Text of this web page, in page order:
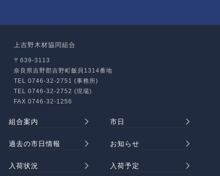
上吉野木材協同組合
〒639-3113
奈良県吉野郡吉野町飯貝1314番地
TEL 0746-32-2751 (事務所)
TEL 0746-32-2752 (現場)
FAX 0746-32-1256
組合案内 市日
過去の市日情報 お知らせ
入荷状況 入荷予定